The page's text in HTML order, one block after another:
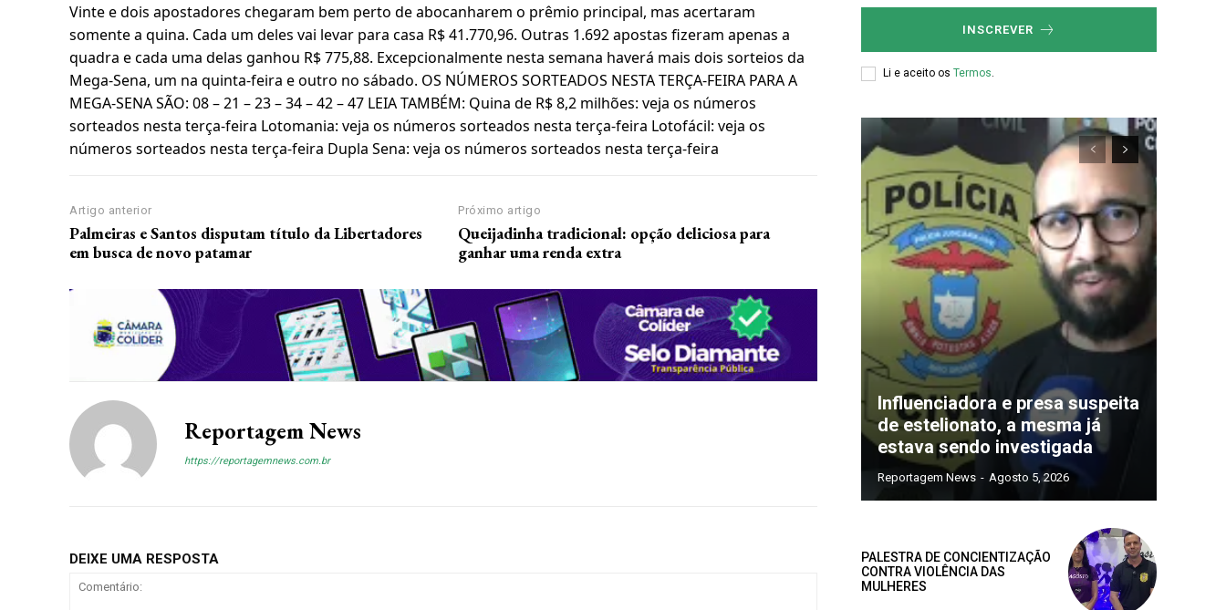
Assine nosso site e tenha acessos exclusivo
Grátis
Vinte e dois apostadores chegaram bem perto de abocanharem o prêmio principal, mas acertaram
somente a quina. Cada um deles vai levar para casa R$ 41.770,96. Outras 1.692 apostas fizeram apenas a
quadra e cada uma delas ganhou R$ 775,88. Excepcionalmente nesta semana haverá mais dois sorteios da
Mega-Sena, um na quinta-feira e outro no sábado. OS NÚMEROS SORTEADOS NESTA TERÇA-FEIRA PARA A
MEGA-SENA SÃO: 08 – 21 – 23 – 34 – 42 – 47 LEIA TAMBÉM: Quina de R$ 8,2 milhões: veja os números
sorteados nesta terça-feira Lotomania: veja os números sorteados nesta terça-feira Lotofácil: veja os
números sorteados nesta terça-feira Dupla Sena: veja os números sorteados nesta terça-feira
Artigo anterior
Palmeiras e Santos disputam título da Libertadores
em busca de novo patamar
Próximo artigo
Queijadinha tradicional: opção deliciosa para
ganhar uma renda extra
Reportagem News
https://reportagemnews.com.br
DEIXE UMA RESPOSTA
INSCREVER
Li e aceito os Termos.
Influenciadora e presa suspeita
de estelionato, a mesma já
estava sendo investigada
Reportagem News - Agosto 5, 2026
PALESTRA DE CONCIENTIZAÇÃO
CONTRA VIOLÊNCIA DAS
MULHERES